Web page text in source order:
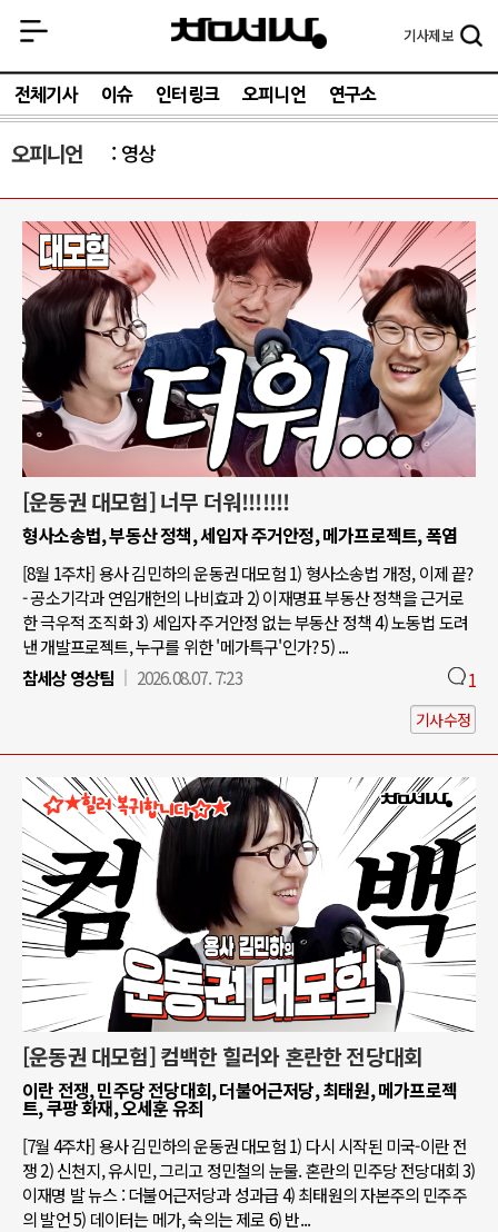
기사제보
전체기사 이슈 인터링크 오피니언 연구소
오피니언 영상
[운동권 대모험] 너무 더워!!!!!!!
형사소송법, 부동산 정책, 세입자 주거안정, 메가프로젝트, 폭염
[8월 1주차] 용사 김민하의 운동권 대모험 1) 형사소송법 개정, 이제 끝?
- 공소기각과 연임개헌의 나비효과 2) 이재명표 부동산 정책을 근거로
한 극우적 조직화 3) 세입자 주거안정 없는 부동산 정책 4) 노동법 도려
낸 개발프로젝트, 누구를 위한 '메가특구'인가? 5) ...
참세상 영상팀
2026.08.07. 7:23 1
기사수정
[운동권 대모험] 컴백한 힐러와 혼란한 전당대회
이란 전쟁, 민주당 전당대회, 더불어근저당, 최태원, 메가프로젝
트, 쿠팡 화재, 오세훈 유죄
[7월 4주차] 용사 김민하의 운동권 대모험 1) 다시 시작된 미국-이란 전
쟁 2) 신천지, 유시민, 그리고 정민철의 눈물. 혼란의 민주당 전당대회 3)
이재명 발 뉴스 : 더불어근저당과 성과급 4) 최태원의 자본주의 민주주
의 발언 5) 데이터는 메가, 숙의는 제로 6) 반...